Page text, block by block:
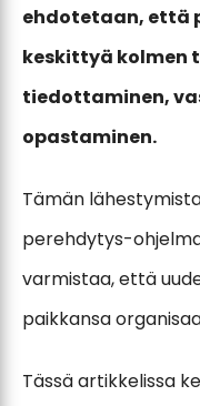
ehdotetaan, että
keskittyä kolmen
tiedottaminen,
opastaminen.
Tämän
perehdytys-
varmistaa, että
paikkansa
Tässä artikkelissa